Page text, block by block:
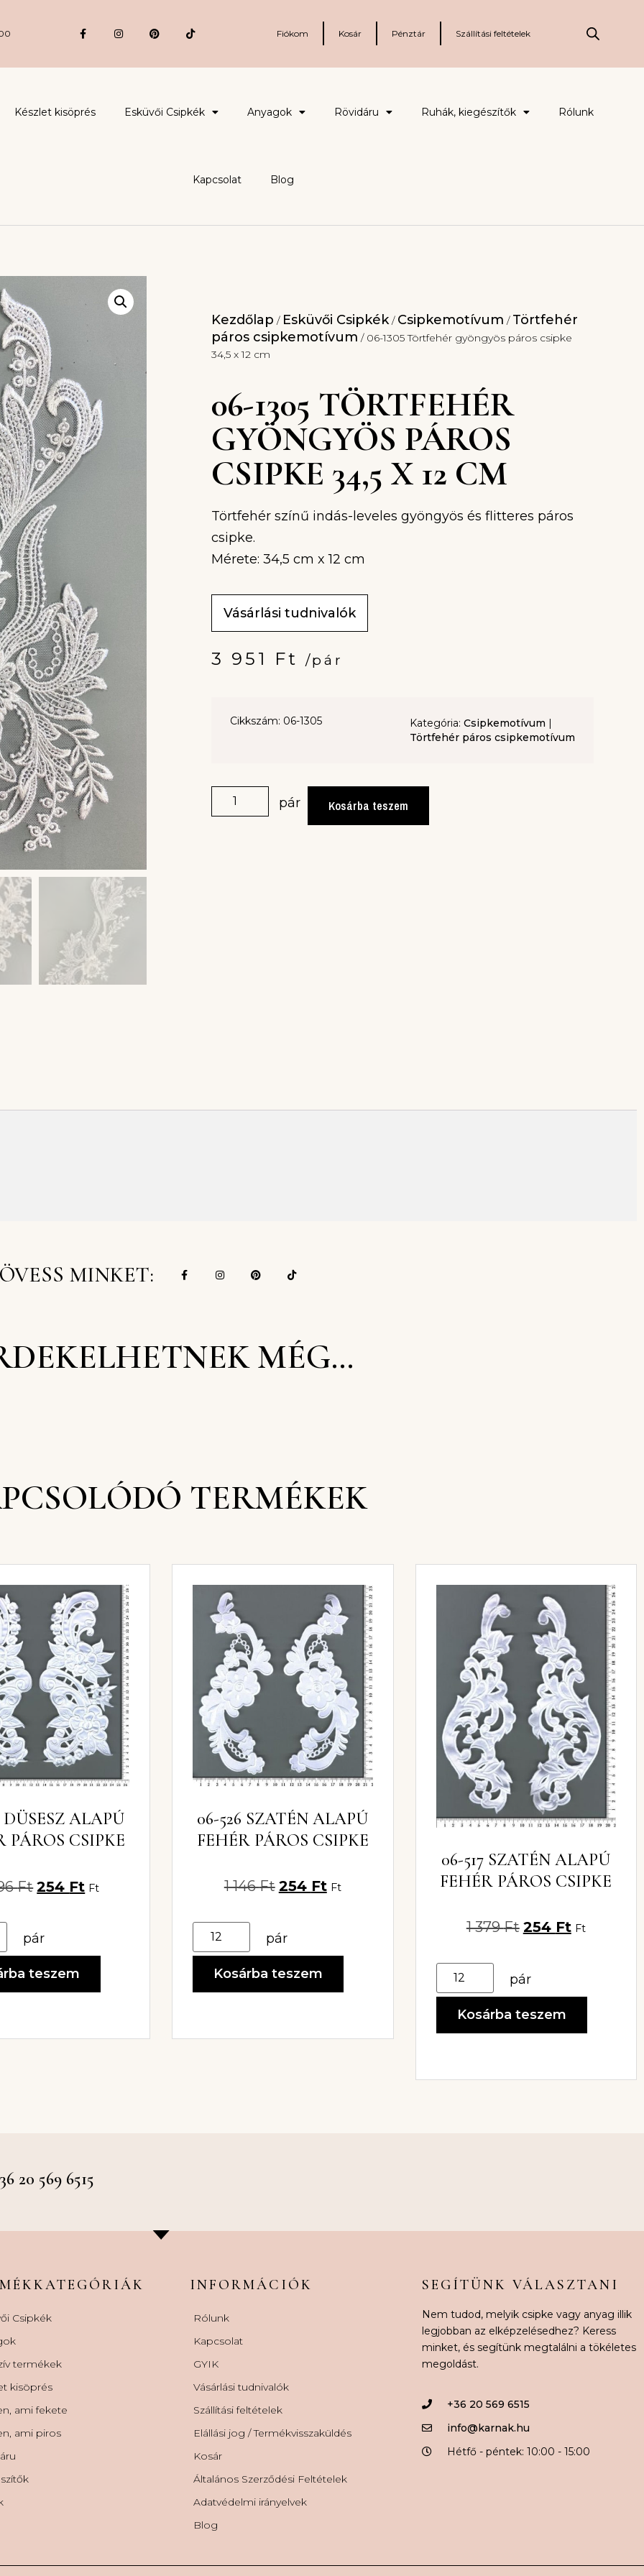
Fiókom Kosár Pénztár Szállítási feltételek
Készlet kisöprés Esküvői Csipkék Anyagok Rövidáru Ruhák, kiegészítők Rólunk
Kapcsolat Blog
Kezdőlap / Esküvői Csipkék/ Csipkemotívum / Törtfehér
páros csipkemotívum / 06-1305 Törtfehér gyöngyös páros csipke
34,5 x 12 cm
06-1305 TÖRTFEHÉR
GYÖNGYÖS PÁROS
CSIPKE 34,5 X 12 CM
Törtfehér színű indás-leveles gyöngyös és flitteres páros
csipke.
Mérete: 34,5 cm x 12 cm
Vásárlási tudnivalók
3 951 Ft /pár
Cikkszám: 06-1305 Kategória: Csipkemotívum |
Törtfehér páros csipkemotívum
pár Kosárba teszem
MINKET:
MÉG…
TERMÉKEK
DÜSESZ ALAPÚ
PÁROS CSIPKE
Ft 254 Ft Ft
pár
teszem
06-526 SZATÉN ALAPÚ
FEHÉR PÁROS CSIPKE
1 146Ft 254 Ft Ft
pár
Kosárba teszem
06-517 SZATÉN ALAPÚ
FEHÉR PÁROS CSIPKE
1 379Ft 254 Ft Ft
pár
Kosárba teszem
20 569 6515
Csipkék
termékek
kisöprés
ami fekete
ami piros
INFORMÁCIÓK
Rólunk
Kapcsolat
GYIK
Vásárlási tudnivalók
Szállítási feltételek
Elállási jog / Termékvisszaküldés
Kosár
Általános Szerződési Feltételek
Adatvédelmi irányelvek
Blog
SEGÍTÜNK VÁLASZTANI
Nem tudod, melyik csipke vagy anyag illik
legjobban az elképzelésedhez? Keress
minket, és segítünk megtalálni a tökéletes
megoldást.
+36 20 569 6515
info@karnak.hu
Hétfő - péntek: 10:00 - 15:00